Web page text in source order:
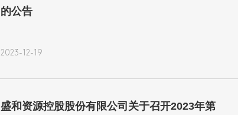
的公告
2023-12-19
盛和资源控股股份有限公司关于召开2023年第